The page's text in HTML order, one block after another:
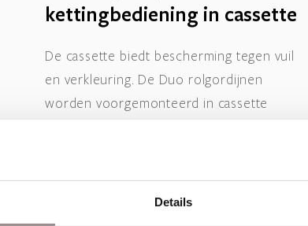
Details
kettingbediening in cassette
De cassette biedt bescherming tegen vuil
en verkleuring. De Duo rolgordijnen
worden voorgemonteerd in cassette
zwart (RAL 9005).